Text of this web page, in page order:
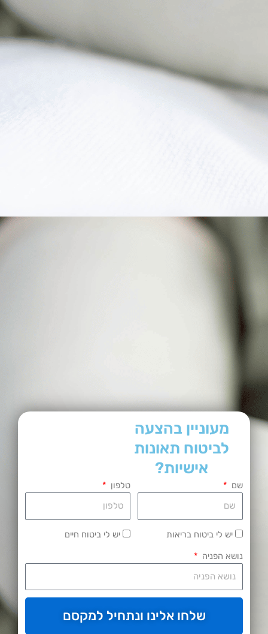
מעוניין בהצעה
לביטוח תאונות
אישיות?
שם טלפון
יש לי ביטוח בריאות
יש לי ביטוח חיים
נושא הפניה
שלחו אלינו ונתחיל למקסם